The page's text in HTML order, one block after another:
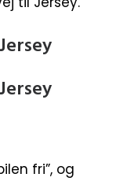
fri”, og